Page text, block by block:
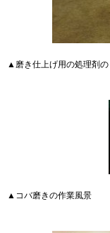
▲磨き仕上げ用の処理剤の
▲コバ磨きの作業風景